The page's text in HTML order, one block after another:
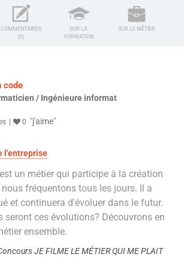
COMMENTAIRES
(0)
SUR LA
FORMATION
SUR LE MÉTIER
code
/ Ingénieure informat
0 "j'aime"
l'entreprise
un métier qui participe à la création
fréquentons tous les jours. Il a
et continuera d'évoluer dans le futur.
seront ces évolutions? Découvrons en
ensemble.
JE FILME LE MÉTIER QUI ME PLAIT